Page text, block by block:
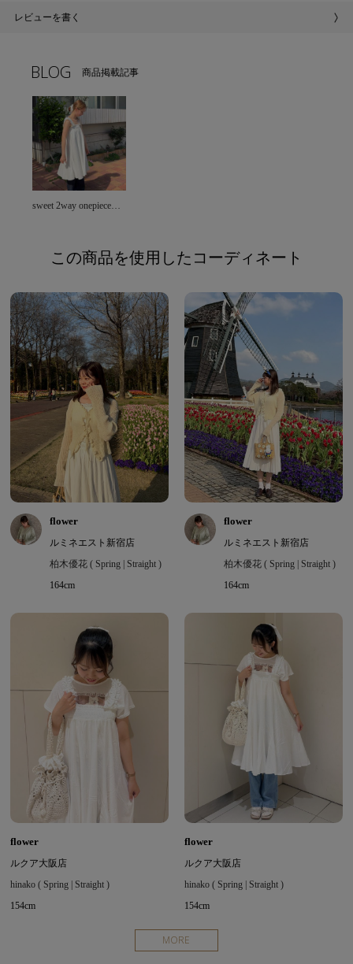
レビューを書く
BLOG 商品掲載記事
sweet 2way onepieceコーデレシピ＊
この商品を使用したコーディネート
flower
ルミネエスト新宿店
柏木優花 ( Spring | Straight )
164cm
flower
ルミネエスト新宿店
柏木優花 ( Spring | Straight )
164cm
flower
ルクア大阪店
hinako ( Spring | Straight )
154cm
flower
ルクア大阪店
hinako ( Spring | Straight )
154cm
MORE